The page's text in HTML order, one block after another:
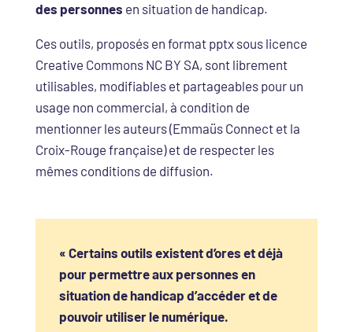
des personnes en situation de handicap.
Ces outils, proposés en format pptx sous licence
Creative Commons NC BY SA, sont librement
utilisables, modifiables et partageables pour un
usage non commercial, à condition de
mentionner les auteurs (Emmaüs Connect et la
Croix-Rouge française) et de respecter les
mêmes conditions de diffusion.
« Certains outils existent d’ores et déjà
pour permettre aux personnes en
situation de handicap d’accéder et de
pouvoir utiliser le numérique.